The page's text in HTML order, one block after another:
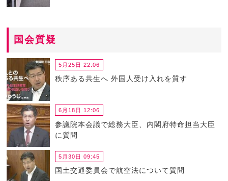
国会質疑
5月25日 22:06
秩序ある共生へ 外国人受け入れを質す
6月18日 12:06
参議院本会議で総務大臣、内閣府特命担当大臣
に質問
5月30日 09:45
国土交通委員会で航空法について質問